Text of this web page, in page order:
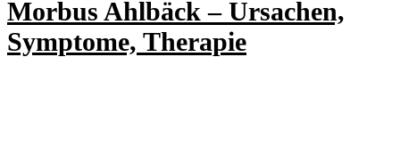
Morbus Ahlbäck – Ursachen,
Symptome, Therapie